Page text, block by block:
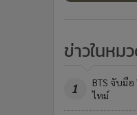
ข่าวในหม
1
BTS จับมื
ไทม์